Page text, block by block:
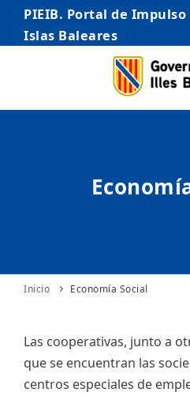
PIEIB. Portal de
Islas Baleares
INICIO
AUTÓNOMO/AUTÓNOMA
INTERNACIONALIZACIÓN
ES
Inicio Economía Social
Las cooperativas, junto a
que se encuentran las
centros especiales de